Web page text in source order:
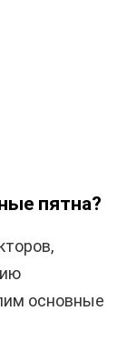
пятна?
основные